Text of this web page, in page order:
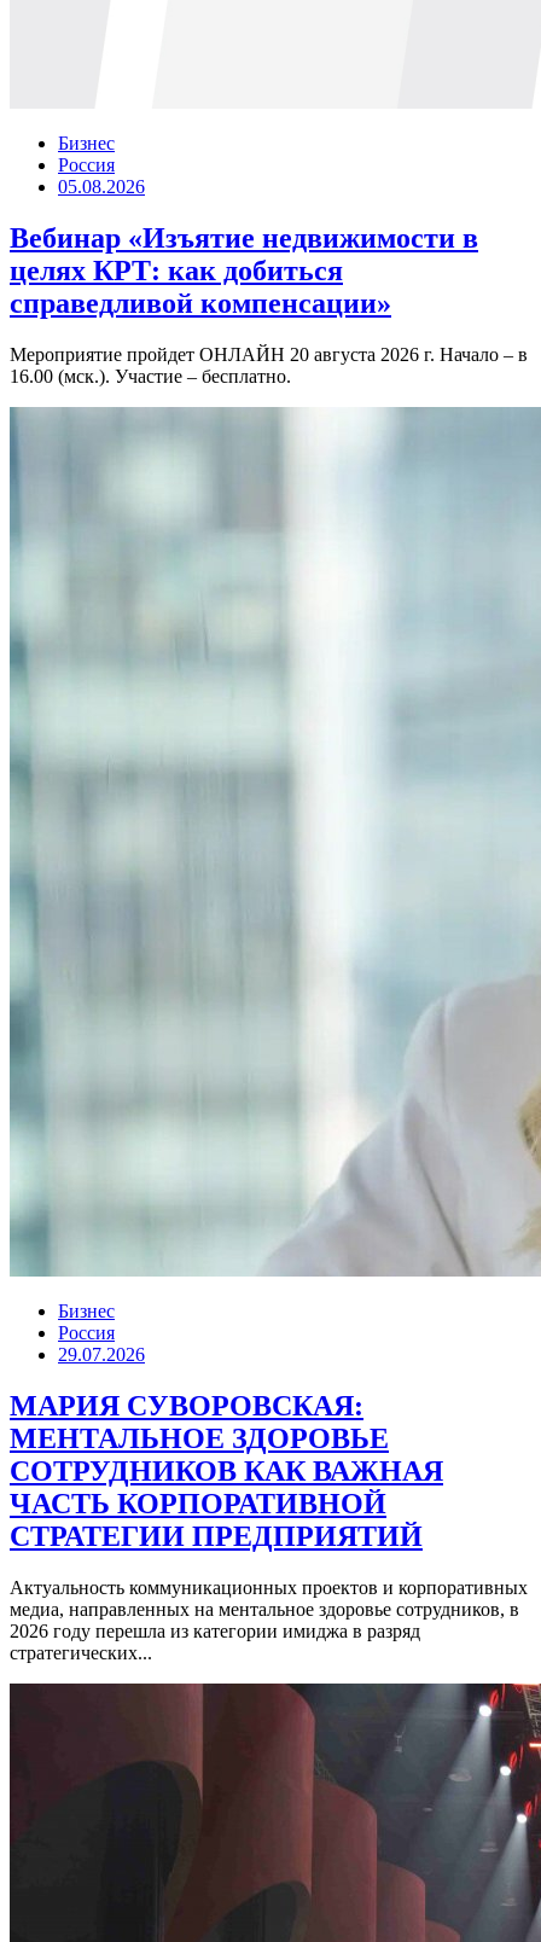
Бизнес
Россия
05.08.2026
Вебинар «Изъятие недвижимости в
целях КРТ: как добиться
справедливой компенсации»
Мероприятие пройдет ОНЛАЙН 20 августа 2026 г. Начало – в
16.00 (мск.). Участие – бесплатно.
Бизнес
Россия
29.07.2026
МАРИЯ СУВОРОВСКАЯ:
МЕНТАЛЬНОЕ ЗДОРОВЬЕ
СОТРУДНИКОВ КАК ВАЖНАЯ
ЧАСТЬ КОРПОРАТИВНОЙ
СТРАТЕГИИ ПРЕДПРИЯТИЙ
Актуальность коммуникационных проектов и корпоративных
медиа, направленных на ментальное здоровье сотрудников, в
2026 году перешла из категории имиджа в разряд
стратегических...